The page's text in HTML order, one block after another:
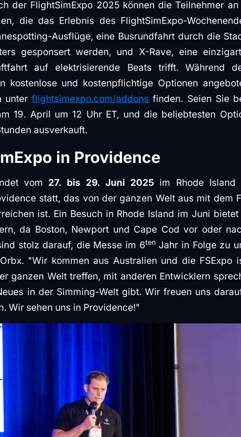
der FlightSimExpo 2025 können die Teilnehmer
die das Erlebnis des FlightSimExpo-
Ausflüge, eine Busrundfahrt durch die
gesponsert werden, und X-Rave, eine
auf elektrisierende Beats trifft. Während
kostenlose und kostenpflichtige Optionen
unterflightsimexpo.com/addons finden. Seien Sie
19. April um 12 Uhr ET, und die beliebtesten
ausverkauft.
in Providence
vom 27. bis 29. Juni 2025 im Rhode Island
statt, das von der ganzen Welt aus mit dem
ist. Ein Besuch in Rhode Island im Juni
da Boston, Newport und Cape Cod vor oder
stolz darauf, die Messe im 6tenJahr in Folge zu
"Wir kommen aus Australien und die
ganzen Welt treffen, mit anderen Entwicklern
in der Simming-Welt gibt. Wir freuen uns
Wir sehen uns in Providence!"